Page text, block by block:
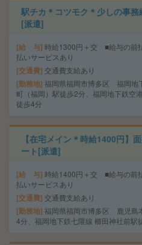
駅チカ＊コツモク＊少しの事
[派遣]
給 与 時給1300円＋交 ■給与の前
払いサービスあり
交通費 交通費支給あり
勤務地 福岡県福岡市博多区 福岡地
町（福岡）駅徒歩2分、福岡地下鉄空
徒歩4分
【在宅メイン＊時給1400円】
ート[派遣]
給 与 時給1400円＋交 ■給与の前
払いサービスあり
交通費 交通費支給あり
勤務地 福岡県福岡市博多区 鹿児島
4分、福岡地下鉄七隈線 櫛田神社前駅